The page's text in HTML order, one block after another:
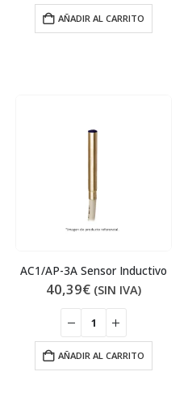
AÑADIR AL CARRITO
AC1/AP-3A Sensor Inductivo
40,39€ (SIN IVA)
AÑADIR AL CARRITO